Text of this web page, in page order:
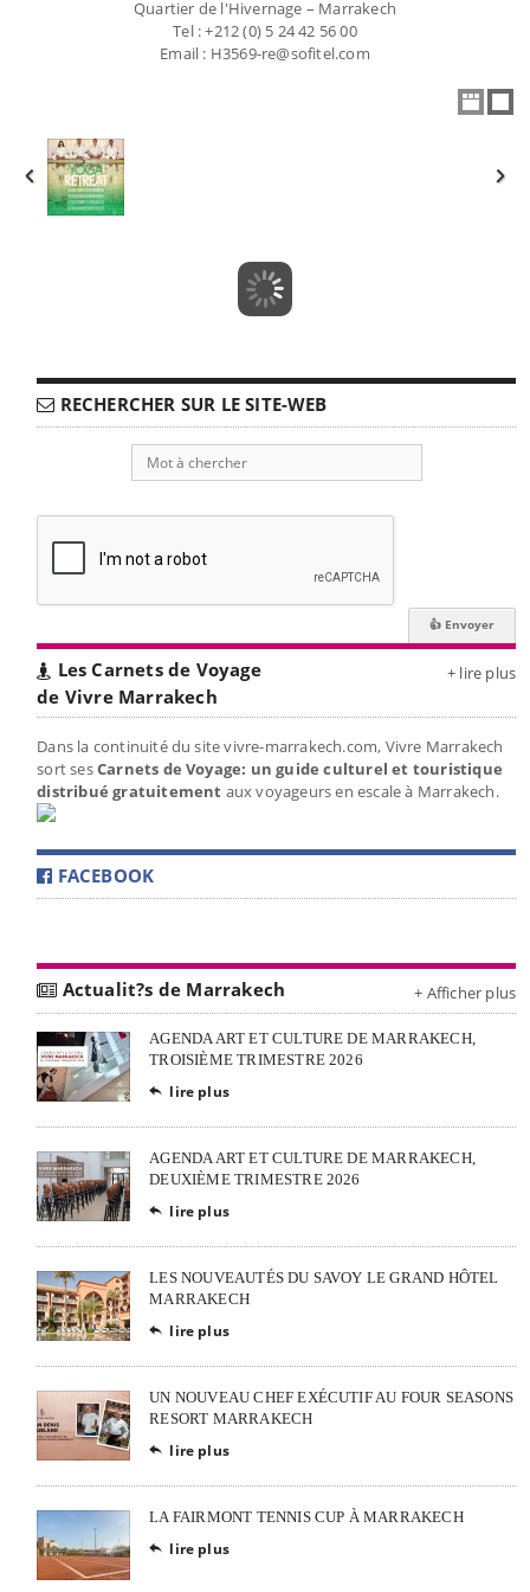
Quartier de l'Hivernage – Marrakech
Tel : +212 (0) 5 24 42 56 00
Email : H3569-re@sofitel.com
RECHERCHER SUR LE SITE-WEB
Les Carnets de Voyage
de Vivre Marrakech
+ lire plus
Dans la continuité du site vivre-marrakech.com, Vivre Marrakech
sort sesCarnets de Voyage: un guide culturel et touristique
distribué gratuitement aux voyageurs en escale à Marrakech.
FACEBOOK
Actualit?s de Marrakech + Afficher plus
AGENDA ART ET CULTURE DE MARRAKECH,
TROISIÈME TRIMESTRE 2026
 lire plus
AGENDA ART ET CULTURE DE MARRAKECH,
DEUXIÈME TRIMESTRE 2026
 lire plus
LES NOUVEAUTÉS DU SAVOY LE GRAND HÔTEL
MARRAKECH
 lire plus
UN NOUVEAU CHEF EXÉCUTIF AU FOUR SEASONS
RESORT MARRAKECH
 lire plus
LA FAIRMONT TENNIS CUP À MARRAKECH
 lire plus